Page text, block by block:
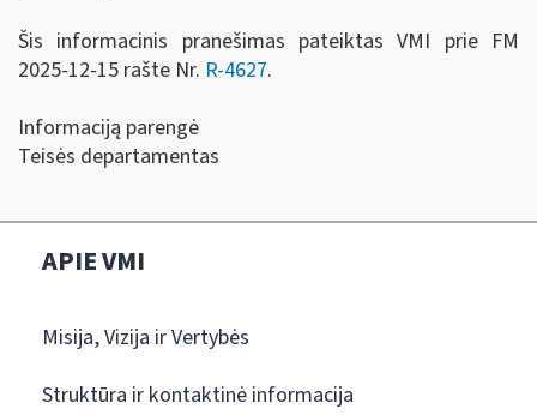
Šis informacinis pranešimas pateiktas VMI prie FM
2025-12-15 rašte Nr. R-4627.
Informaciją parengė
Teisės departamentas
APIE VMI
Misija, Vizija ir Vertybės
Struktūra ir kontaktinė informacija